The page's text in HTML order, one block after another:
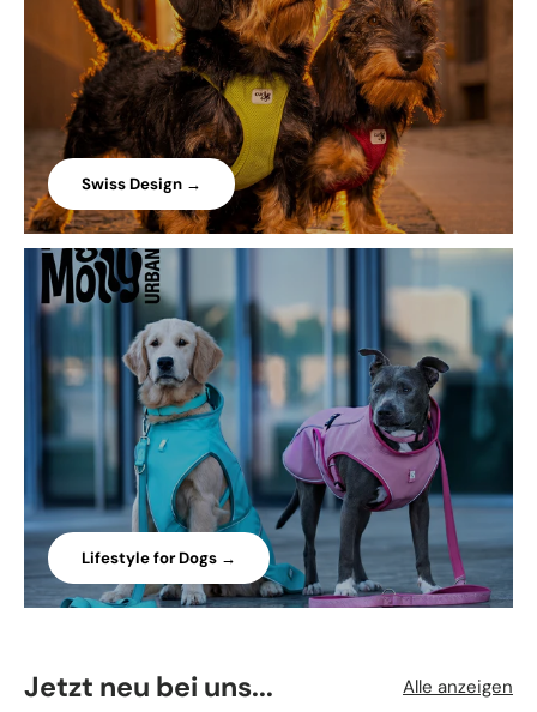
Swiss Design →
Lifestyle for Dogs →
Jetzt neu bei uns... Alle anzeigen